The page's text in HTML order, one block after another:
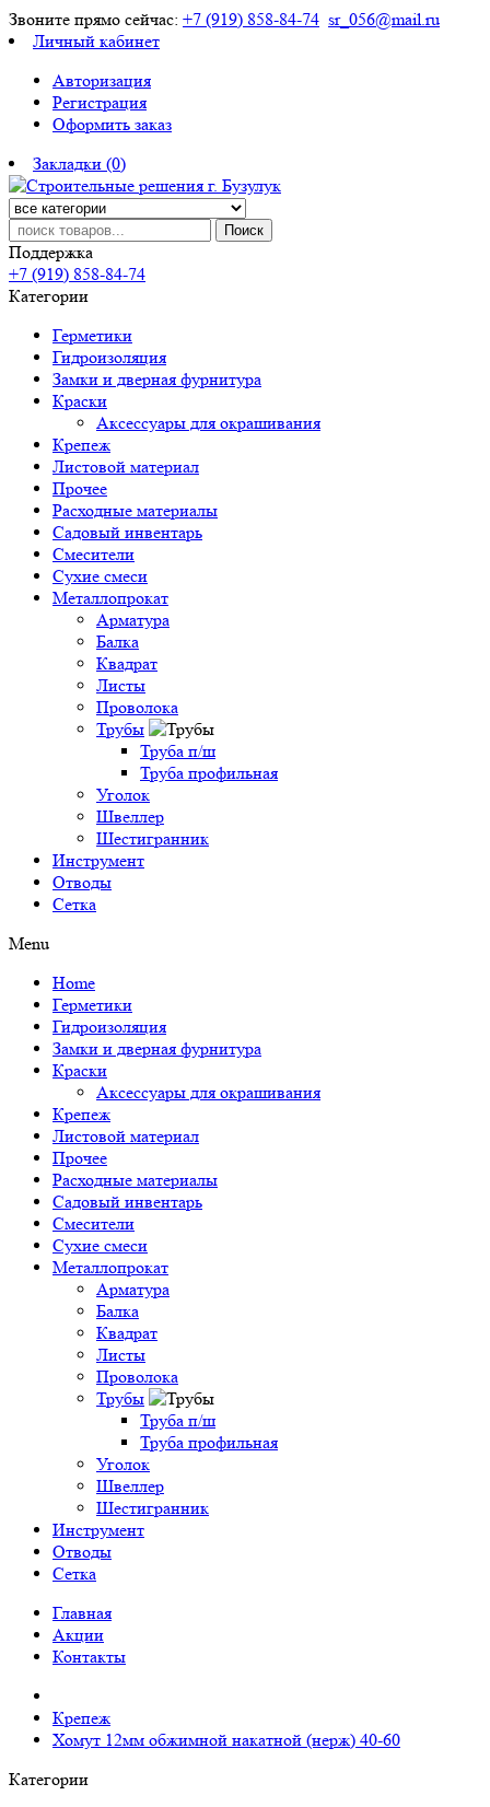
Звоните прямо сейчас: +7 (919) 858-84-74 sr_056@mail.ru
Личный кабинет
Авторизация
Регистрация
Оформить заказ
Закладки (0)
Поиск
Поддержка
+7 (919) 858-84-74
Категории
Герметики
Гидроизоляция
Замки и дверная фурнитура
Краски
Аксессуары для окрашивания
Крепеж
Листовой материал
Прочее
Расходные материалы
Садовый инвентарь
Смесители
Сухие смеси
Металлопрокат
Арматура
Балка
Квадрат
Листы
Проволока
Трубы
Труба п/ш
Труба профильная
Уголок
Швеллер
Шестигранник
Инструмент
Отводы
Сетка
Menu
Home
Герметики
Гидроизоляция
Замки и дверная фурнитура
Краски
Аксессуары для окрашивания
Крепеж
Листовой материал
Прочее
Расходные материалы
Садовый инвентарь
Смесители
Сухие смеси
Металлопрокат
Арматура
Балка
Квадрат
Листы
Проволока
Трубы
Труба п/ш
Труба профильная
Уголок
Швеллер
Шестигранник
Инструмент
Отводы
Сетка
Главная
Акции
Контакты
Крепеж
Хомут 12мм обжимной накатной (нерж) 40-60
Категории